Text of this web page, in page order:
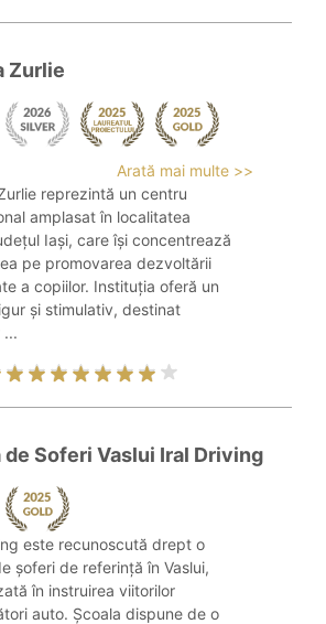
Zurlie
Arată mai multe >>
reprezintă un centru
amplasat în localitatea
Iași, care își concentrează
pe promovarea dezvoltării
a copiilor. Instituția oferă un
și stimulativ, destinat
...
de Soferi Vaslui Iral Driving
este recunoscută drept o
șoferi de referință în Vaslui,
în instruirea viitorilor
auto. Școala dispune de o